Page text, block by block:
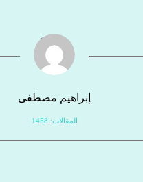
إبراهيم مصطفى
المقالات: 1458